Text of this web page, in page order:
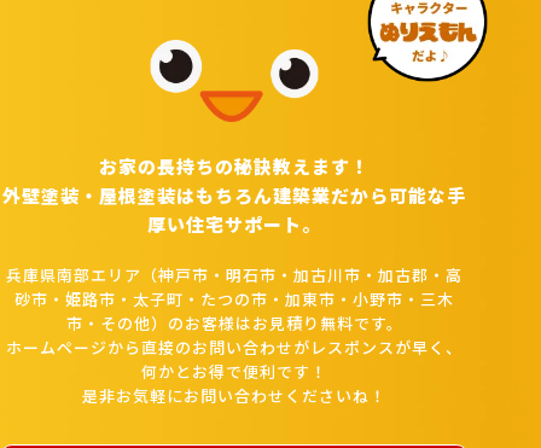
お家の長持ちの秘訣教えます！
外壁塗装・屋根塗装はもちろん建築業だから可能な手
厚い住宅サポート。
兵庫県南部エリア（神戸市・明石市・加古川市・加古郡・高
砂市・姫路市・太子町・たつの市・加東市・小野市・三木
市・その他）のお客様はお見積り無料です。
ホームページから直接のお問い合わせがレスポンスが早く、
何かとお得で便利です！
是非お気軽にお問い合わせくださいね！